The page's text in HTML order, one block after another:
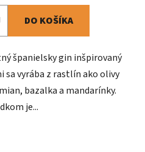
DO KOŠÍKA
španielsky gin inšpirovaný
vyrába z rastlín ako olivy
bazalka a mandarínky.
je...